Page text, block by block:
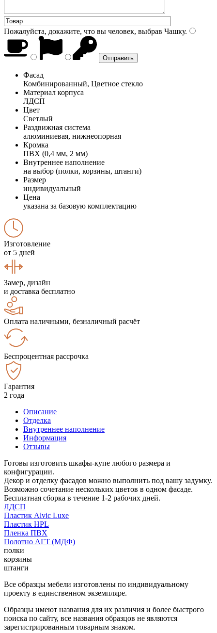
Пожалуйста, докажите, что вы человек, выбрав Чашку.
Фасад
Комбинированный, Цветное стекло
Материал корпуса
ЛДСП
Цвет
Светлый
Раздвижная система
алюминиевая, нижнеопорная
Кромка
ПВХ (0,4 мм, 2 мм)
Внутреннее наполнение
на выбор (полки, корзины, штанги)
Размер
индивидуальный
Цена
указана за базовую комплектацию
Изготовление
от 5 дней
Замер, дизайн
и доставка бесплатно
Оплата наличными, безналичный расчёт
Беспроцентная рассрочка
Гарантия
2 года
Описание
Отделка
Внутреннее наполнение
Информация
Отзывы
Готовы изготовить шкафы-купе любого размера и
конфигурации.
Декор и отделку фасадов можно выполнить под вашу задумку.
Возможно сочетание нескольких цветов в одном фасаде.
Бесплатная сборка в течение 1-2 рабочих дней.
ЛДСП
Пластик Alvic Luxe
Пластик HPL
Пленка ПВХ
Полотно АГТ (МДФ)
полки
корзины
штанги
Все образцы мебели изготовлены по индивидуальному
проекту в единственном экземпляре.
Образцы имеют названия для их различия и более быстрого
поиска по сайту, все названия образцов не являются
зарегистрированным товарным знаком.